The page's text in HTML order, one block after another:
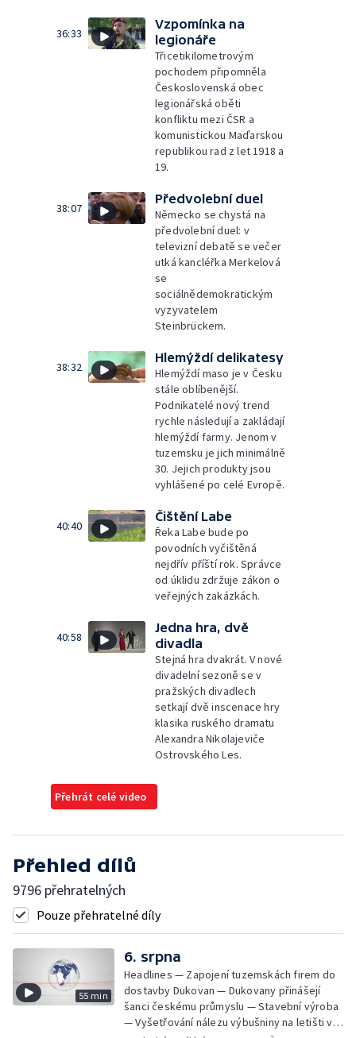
36:33
Vzpomínka na
legionáře
Třicetikilometrovým
pochodem připomněla
Československá obec
legionářská oběti
konfliktu mezi ČSR a
komunistickou Maďarskou
republikou rad z let 1918 a
19.
38:07
Předvolební duel
Německo se chystá na
předvolební duel: v
televizní debatě se večer
utká kancléřka Merkelová
se
sociálnědemokratickým
vyzyvatelem
Steinbrückem.
38:32
Hlemýždí delikatesy
Hlemýždí maso je v Česku
stále oblíbenější.
Podnikatelé nový trend
rychle následují a zakládají
hlemýždí farmy. Jenom v
tuzemsku je jich minimálně
30. Jejich produkty jsou
vyhlášené po celé Evropě.
40:40
Čištění Labe
Řeka Labe bude po
povodních vyčištěná
nejdřív příští rok. Správce
od úklidu zdržuje zákon o
veřejných zakázkách.
40:58
Jedna hra, dvě
divadla
Stejná hra dvakrát. V nové
divadelní sezoně se v
pražských divadlech
setkají dvě inscenace hry
klasika ruského dramatu
Alexandra Nikolajeviče
Ostrovského Les.
Přehrát celé video
Přehled dílů
9796 přehratelných
Pouze přehratelné díly
55 min
6. srpna
Headlines — Zapojení tuzemskách firem do
dostavby Dukovan — Dukovany přinášejí
šanci českému průmyslu — Stavební výroba
— Vyšetřování nálezu výbušniny na letišti v